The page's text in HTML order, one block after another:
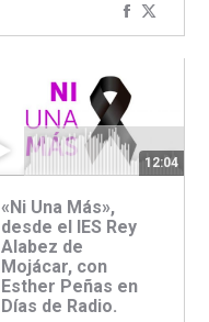
Compartir
concon
12:04
«Ni Una Más»,
desde el IES Rey
Alabez de
Mojácar, con
Esther Peñas en
Días de Radio.